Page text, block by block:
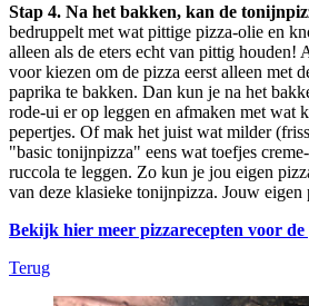
Stap 4. Na het bakken, kan de
bedruppelt met wat pittige pizza-olie en
alleen als de eters echt van pittig houden!
voor kiezen om de pizza eerst alleen met
paprika te bakken. Dan kun je na het
rode-ui er op leggen en afmaken met wat
pepertjes. Of mak het juist wat milder
"basic tonijnpizza" eens wat toefjes
ruccola te leggen. Zo kun je jou eigen
van deze klasieke tonijnpizza. Jouw eigen
Bekijk hier meer pizzarecepten voor
Terug